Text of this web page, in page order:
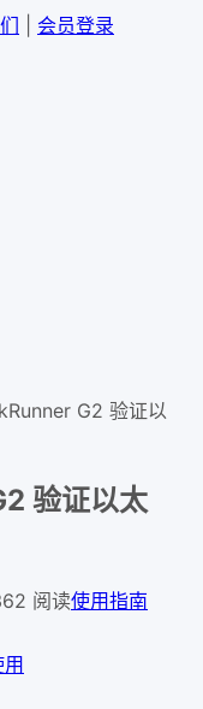
会员登录
G2 验证以
验证以太
阅读使用指南